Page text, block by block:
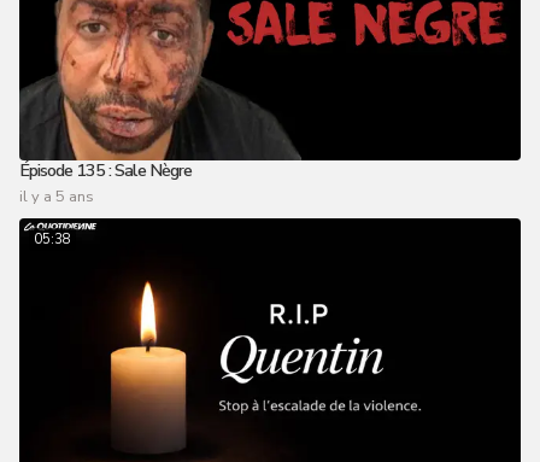
Épisode 135 : Sale Nègre
il y a 5 ans
05:38